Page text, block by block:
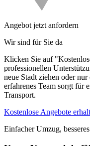
Angebot jetzt anfordern
Wir sind für Sie da
Klicken Sie auf
professionellen
neue Stadt ziehen oder
erfahrenes Team sorgt für
Transport.
Kostenlose Angebote
Einfacher Umzug,